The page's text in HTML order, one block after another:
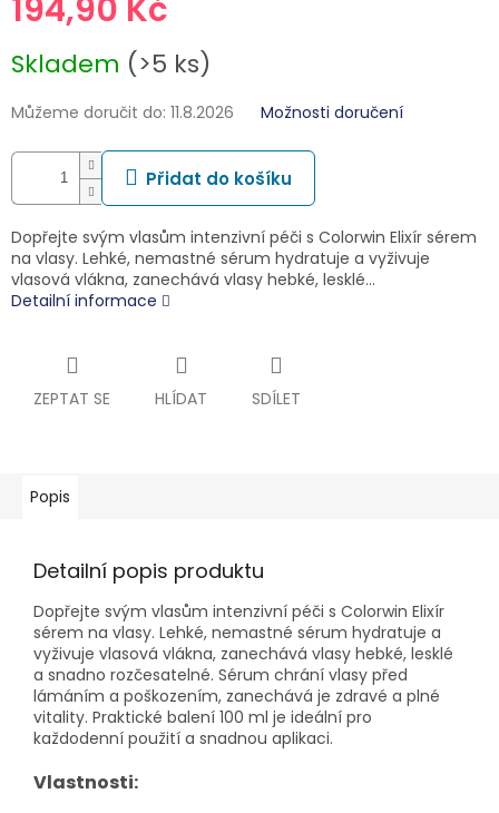
194,90 Kč
cena:
Skladem (>5 ks)
Můžeme doručit do: 11.8.2026 Možnosti doručení
Přidat do košíku
Dopřejte svým vlasům intenzivní péči s Colorwin Elixír sérem
na vlasy. Lehké, nemastné sérum hydratuje a vyživuje
vlasová vlákna, zanechává vlasy hebké, lesklé…
Detailní informace
ZEPTAT SE HLÍDAT SDÍLET
Popis
Detailní popis produktu
Dopřejte svým vlasům intenzivní péči s Colorwin Elixír
sérem na vlasy. Lehké, nemastné sérum hydratuje a
vyživuje vlasová vlákna, zanechává vlasy hebké, lesklé
a snadno rozčesatelné. Sérum chrání vlasy před
lámáním a poškozením, zanechává je zdravé a plné
vitality. Praktické balení 100 ml je ideální pro
každodenní použití a snadnou aplikaci.
Vlastnosti: